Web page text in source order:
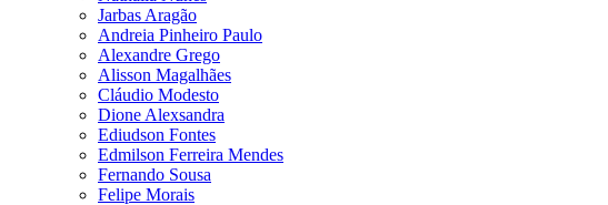
Jarbas Aragão
Andreia Pinheiro Paulo
Alexandre Grego
Alisson Magalhães
Cláudio Modesto
Dione Alexsandra
Ediudson Fontes
Edmilson Ferreira Mendes
Fernando Sousa
Felipe Morais